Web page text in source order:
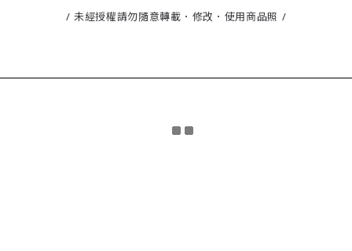
/ 未經授權請勿隨意轉載．修改．使用商品照 /